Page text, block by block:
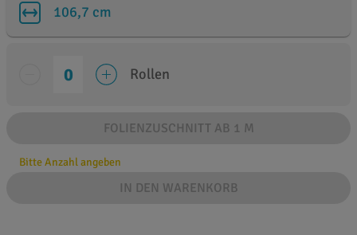
106,7 cm
Rollen
FOLIENZUSCHNITT AB 1 M
Bitte Anzahl angeben
IN DEN WARENKORB